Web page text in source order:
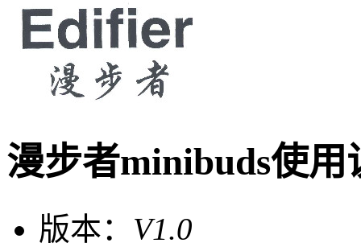
漫步者minibuds使用
版本： V1.0